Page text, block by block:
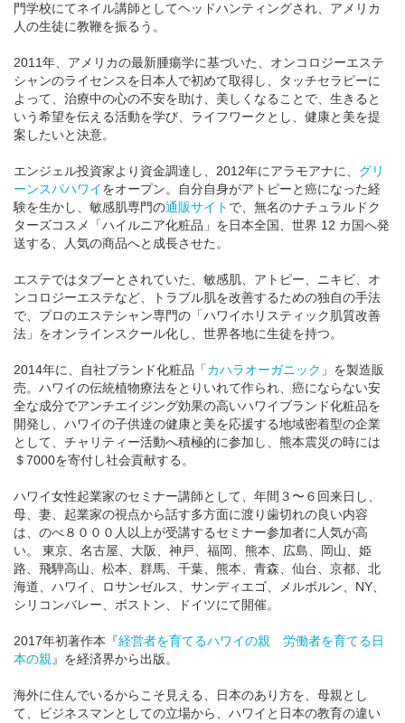
門学校にてネイル講師としてヘッドハンティングされ、アメリカ
人の生徒に教鞭を振るう。
2011年、アメリカの最新腫瘍学に基づいた、オンコロジーエステ
シャンのライセンスを日本人で初めて取得し、タッチセラピーに
よって、治療中の心の不安を助け、美しくなることで、生きると
いう希望を伝える活動を学び、ライフワークとし、健康と美を提
案したいと決意。
エンジェル投資家より資金調達し、2012年にアラモアナに、 グリ
ーンスパハワイをオープン。自分自身がアトピーと癌になった経
験を生かし、敏感肌専門の通販サイト で、無名のナチュラルドク
ターズコスメ「ハイルニア化粧品」を日本全国、世界 12 カ国へ発
送する、人気の商品へと成長させた。
エステではタブーとされていた、敏感肌、アトピー、ニキビ、オ
ンコロジーエステなど、トラブル肌を改善するための独自の手法
で、プロのエステシャン専門の「ハワイホリスティック肌質改善
法」をオンラインスクール化し、世界各地に生徒を持つ。
2014年に、自社ブランド化粧品「カハラオーガニック 」を製造販
売。ハワイの伝統植物療法をとりいれて作られ、癌にならない安
全な成分でアンチエイジング効果の高いハワイブランド化粧品を
開発し、ハワイの子供達の健康と美を応援する地域密着型の企業
として、チャリティー活動へ積極的に参加し、熊本震災の時には
＄7000を寄付し社会貢献する。
ハワイ女性起業家のセミナー講師として、年間３〜６回来日し、
母、妻、起業家の視点から話す多方面に渡り歯切れの良い内容
は、のべ８０００人以上が受講するセミナー参加者に人気が高
い。 東京、名古屋、大阪、神戸、福岡、熊本、広島、岡山、姫
路、飛騨高山、松本、群馬、千葉、熊本、青森、仙台、京都、北
海道、ハワイ、ロサンゼルス、サンディエゴ、メルボルン、NY、
シリコンバレー、ボストン、ドイツにて開催。
2017年初著作本『経営者を育てるハワイの親 労働者を育てる日
本の親 』を経済界から出版。
海外に住んでいるからこそ見える、日本のあり方を、母親とし
て、ビジネスマンとしての立場から、ハワイと日本の教育の違い